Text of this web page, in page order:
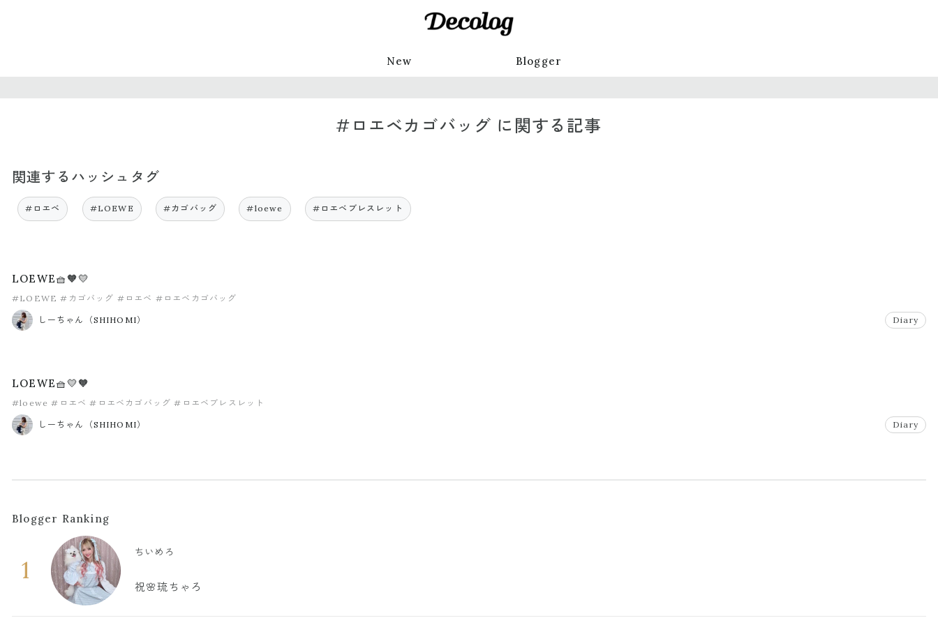
New Blogger
#ロエベカゴバッグ に関する記事
関連するハッシュタグ
#ロエベ #LOEWE #カゴバッグ #loewe #ロエベブレスレット
LOEWE🧺🧡💛
#LOEWE #カゴバッグ #ロエベ #ロエベカゴバッグ
しーちゃん（SHIHOMI） Diary
LOEWE🧺💛🧡
#loewe #ロエベ #ロエベカゴバッグ #ロエベブレスレット
しーちゃん（SHIHOMI） Diary
Blogger Ranking
1
ちいめろ
祝🌸琉ちゃろ